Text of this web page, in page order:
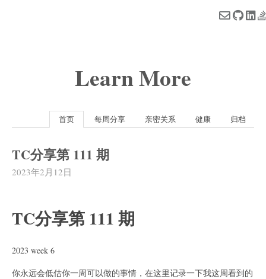
Learn More
首页 每周分享 亲密关系 健康 归档
TC分享第 111 期
2023年2月12日
TC分享第 111 期
2023 week 6
你永远会低估你一周可以做的事情，在这里记录一下我这周看到的